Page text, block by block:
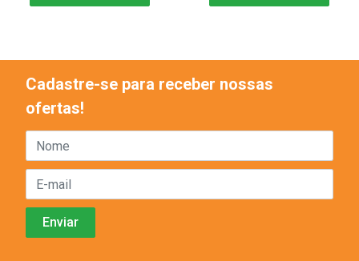
Cadastre-se para receber nossas
ofertas!